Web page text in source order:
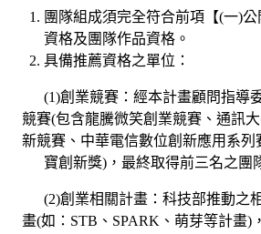
團隊組成須完全符合前項【(一)
資格及團隊作品資格。
具備推薦資格之單位：
(1)創業競賽：經本計畫顧問指導
競賽(包含龍騰微笑創業競賽、通訊
新競賽、中華電信數位創新應用系列
寶創新獎)，最終取得前三名之團
(2)創業相關計畫：科技部推動之
畫(如：STB、SPARK、萌芽等計畫)